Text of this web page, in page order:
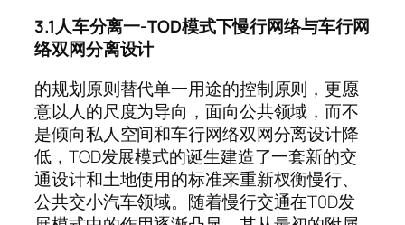
3.1人车分离一-TOD模式下慢行网络与车行网
络双网分离设计
的规划原则替代单一用途的控制原则，更愿
意以人的尺度为导向，面向公共领域，而不
是倾向私人空间和车行网络双网分离设计降
低，TOD发展模式的诞生建造了一套新的交
通设计和土地使用的标准来重新杈衡慢行、
公共交小汽车领域。随着慢行交通在T0D发